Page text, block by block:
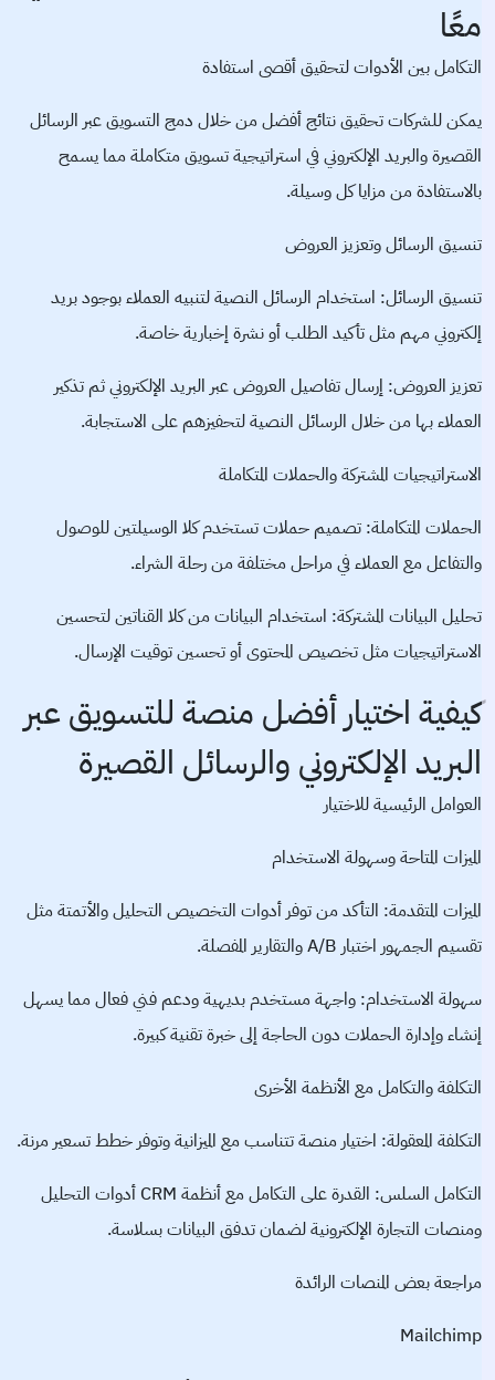
معًا
التكامل بين الأدوات لتحقيق أقصى استفادة
يمكن للشركات تحقيق نتائج أفضل من خلال دمج التسويق عبر الرسائل
القصيرةوالبريد الإلكتروني في استراتيجية تسويق متكاملة مما يسمح
بالاستفادة من مزايا كل وسيلة.
تنسيق الرسائل وتعزيز العروض
تنسيق الرسائل: استخدام الرسائل النصية لتنبيه العملاء بوجود بريد
إلكتروني مهم مثل تأكيد الطلب أو نشرة إخبارية خاصة.
تعزيز العروض: إرسال تفاصيل العروض عبر البريد الإلكتروني ثم تذكير
العملاء بها من خلال الرسائل النصية لتحفيزهم على الاستجابة.
الاستراتيجيات المشتركة والحملات المتكاملة
الحملات المتكاملة: تصميم حملات تستخدم كلا الوسيلتين للوصول
والتفاعل مع العملاء في مراحل مختلفة من رحلة الشراء.
تحليل البيانات المشتركة: استخدام البيانات من كلا القناتين لتحسين
الاستراتيجيات مثل تخصيص المحتوى أو تحسين توقيت الإرسال.
كيفية اختيار أفضل منصة للتسويق عبر
البريد الإلكتروني والرسائل القصيرة
العوامل الرئيسية للاختيار
الميزات المتاحة وسهولة الاستخدام
الميزات المتقدمة: التأكد من توفر أدوات التخصيص التحليل والأتمتة مثل
تقسيم الجمهور اختبار A/B والتقارير المفصلة.
سهولة الاستخدام: واجهة مستخدم بديهية ودعم فني فعال مما يسهل
إنشاء وإدارة الحملات دون الحاجة إلى خبرة تقنية كبيرة.
التكلفة والتكامل مع الأنظمة الأخرى
التكلفة المعقولة: اختيار منصة تتناسب مع الميزانية وتوفر خطط تسعير مرنة.
التكامل السلس: القدرة على التكامل مع أنظمة CRM أدوات التحليل
ومنصات التجارة الإلكترونية لضمان تدفق البيانات بسلاسة.
مراجعة بعض المنصات الرائدة
Mailchimp